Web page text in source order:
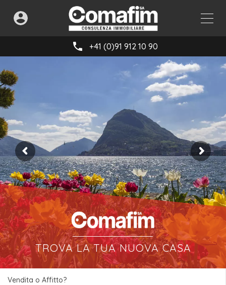
+41 (0)91 912 10 90
TROVA LA TUA NUOVA CASA
Vendita o Affitto?